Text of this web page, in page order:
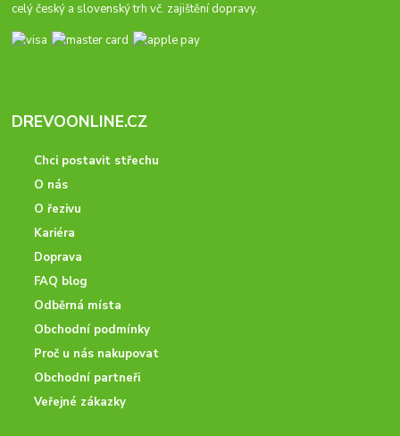
celý český a slovenský trh vč. zajištění dopravy.
DREVOONLINE.CZ
Chci postavit střechu
O nás
O řezivu
Kariéra
Doprava
FAQ blog
Odběrná místa
Obchodní podmínky
Proč u nás nakupovat
Obchodní partneři
Veřejné zákazky